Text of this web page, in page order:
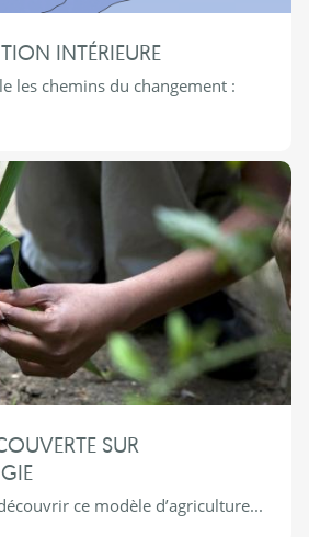
INTÉRIEURE
les chemins du changement :
SUR
ce modèle d’agriculture...